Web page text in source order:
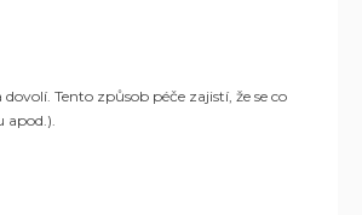
Tento způsob péče zajistí, že se co
apod.).